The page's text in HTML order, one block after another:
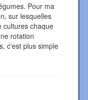
Pour ma
sur lesquelles
cultures chaque
rotation
c'est plus simple